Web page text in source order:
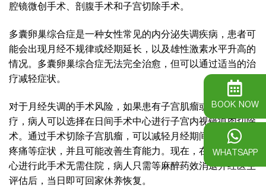
腔镜微创手术、剖腹手术和子宫切除手术。
多囊卵巢综合症是一种女性常见的内分泌失调疾病，患者可
能会出现月经不规律或经期延长，以及雄性激素水平升高的
情况。多囊卵巢综合症无法完全治愈，但可以通过适当的治
疗减轻症状。
对于月经失调的手术风险，如果患有子宫肌瘤或需要手术治
疗，病人可以选择在日间手术中心进行子宫内视镜瘜肉切除
术。通过手术切除子宫肌瘤，可以减轻月经期间过多出血和
疼痛等症状，并且可能改善生育能力。现在，在日间手术中
心进行此手术无需住院，病人只需等麻醉药效消退并经医生
评估后，当日即可回家休养恢复。
BOOK NOW
WHATSAPP